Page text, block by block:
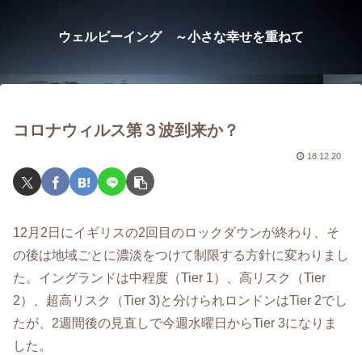
ウェルビーイング ～小さな幸せを重ねて
コロナウィルス第３波到来か？
18.12.20
12月2日にイギリスの2回目のロックダウンが終わり、そ
の後は地域ごとに濃淡をつけて制限する方針に変わりまし
た。イングランドは中程度（Tier 1）、高リスク（Tier
2）、超高リスク（Tier 3)と分けられロンドンはTier 2でし
たが、2週間後の見直しで今週水曜日からTier 3になりま
した。